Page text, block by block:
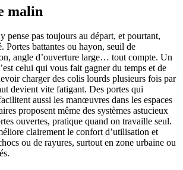
malin
pense pas toujours au départ, et pourtant,
Portes battantes ou hayon, seuil de
angle d’ouverture large… tout compte. Un
celui qui vous fait gagner du temps et de
charger des colis lourds plusieurs fois par
devient vite fatigant. Des portes qui
aussi les manœuvres dans les espaces
proposent même des systèmes astucieux
ouvertes, pratique quand on travaille seul.
clairement le confort d’utilisation et
ou de rayures, surtout en zone urbaine ou